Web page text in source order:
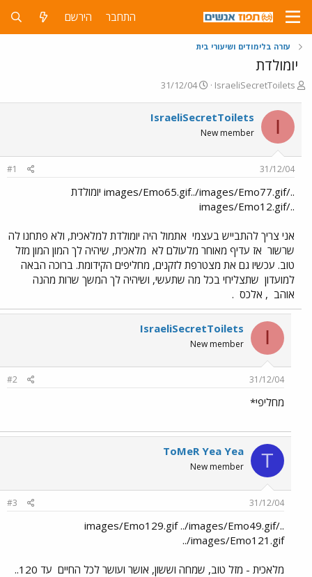
התחבר הירשם
עזרה בלימודים ושיעורי בית
יומולדת
פ
ח
ה
ו
ש
IsraeliSecretToilets
פ
ס
ת
י
31/12/04
I
IsraeliSecretToilets
New member
31/12/04
#1
../images/Emo65.gif../images/Emo77.gif יומולדת
../images/Emo12.gif
אני צריך להתבייש בעצמי אתמול היה יומולדת למלאכית, ולא פתחנו לה
שרשור אז עדיף מאוחר מלעולם לא מלאכית, שיהיה לך המון המון מזל
טוב. עכשיו גם את מצטרפת לזקנים, מחליפים הקידומת. ברוכה הבאה
למועדון שתצליחי בכל מה שתעשי, ושיהיה לך המשך שרות מהנה
אוהב , אלכס .
I
IsraeliSecretToilets
New member
31/12/04
#2
מחליפי*
T
ToMeR Yea Yea
New member
31/12/04
#3
../images/Emo129.gif ../images/Emo49.gif
../images/Emo121.gif
מלאכית - מזל טוב, שמחה וששון, אושר ועושר לכל החיים עד 120..